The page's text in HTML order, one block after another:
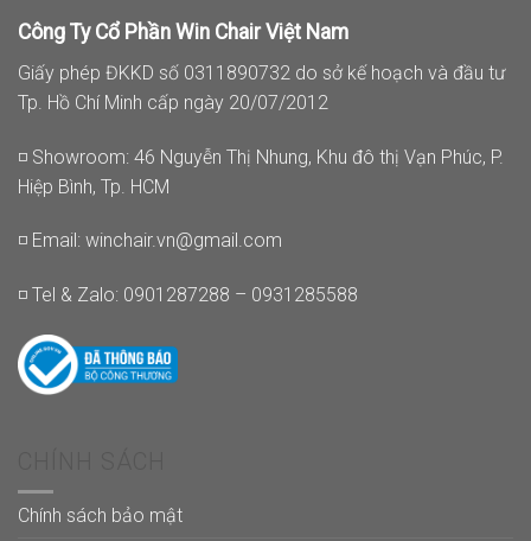
Công Ty Cổ Phần Win Chair Việt Nam
Giấy phép ĐKKD số 0311890732 do sở kế hoạch và đầu tư
Tp. Hồ Chí Minh cấp ngày 20/07/2012
◽ Showroom: 46 Nguyễn Thị Nhung, Khu đô thị Vạn Phúc, P.
Hiệp Bình, Tp. HCM
◽ Email: winchair.vn@gmail.com
◽ Tel & Zalo: 0901287288 – 0931285588
Chính sách bảo mật